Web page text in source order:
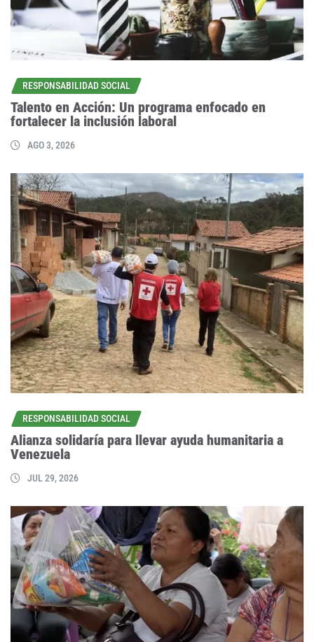
RESPONSABILIDAD SOCIAL
Talento en Acción: Un programa enfocado en
fortalecer la inclusión laboral
AGO 3, 2026
RESPONSABILIDAD SOCIAL
Alianza solidaría para llevar ayuda humanitaria a
Venezuela
JUL 29, 2026